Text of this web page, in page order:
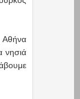
Αθήνα
νησιά